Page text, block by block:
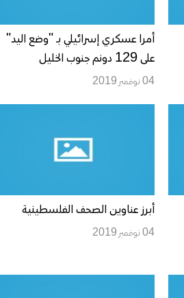
أمرا عسكري إسرائيلي بـ "وضع اليد"
على 129 دونم جنوب الخليل
04 نوفمبر 2019
أبرز عناوين الصحف الفلسطينية
04 نوفمبر 2019